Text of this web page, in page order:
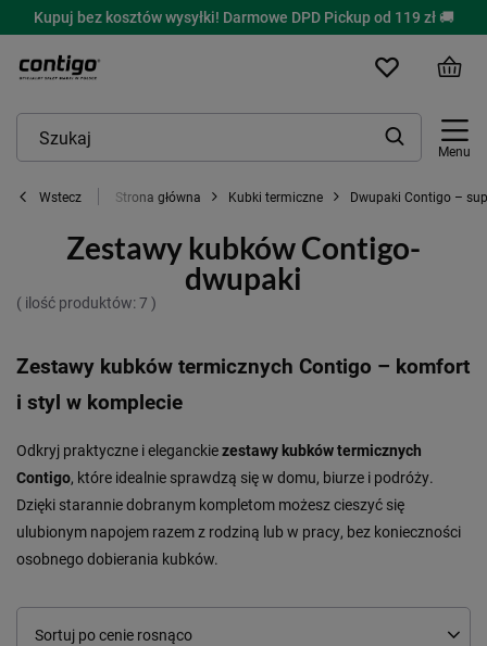
Kupuj bez kosztów wysyłki! Darmowe DPD Pickup od 119 zł 🚚
Menu
Wstecz Strona główna Kubki termiczne Dwupaki Contigo –
Zestawy kubków Contigo-
dwupaki
( ilość produktów:7 )
Zestawy kubków termicznych Contigo – komfort
i styl w komplecie
Odkryj praktyczne i eleganckiezestawy kubków termicznych
Contigo, które idealnie sprawdzą się w domu, biurze i podróży.
Dzięki starannie dobranym kompletom możesz cieszyć się
ulubionym napojem razem z rodziną lub w pracy, bez konieczności
osobnego dobierania kubków.
Zmień sortowanie
Sortuj po cenie rosnąco